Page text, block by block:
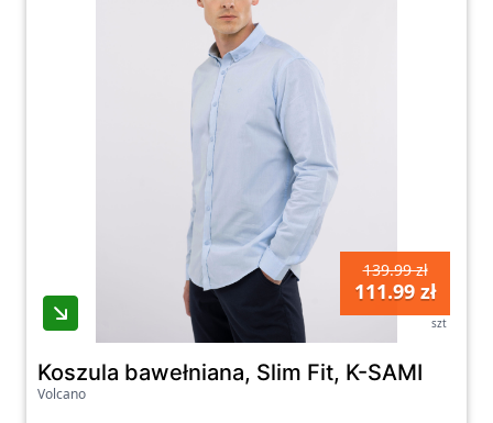
139.99 zł
111.99 zł
szt
Koszula bawełniana, Slim Fit, K-SAMI
Volcano